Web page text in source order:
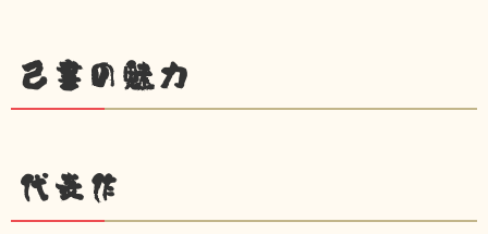
己書の魅力
代表作